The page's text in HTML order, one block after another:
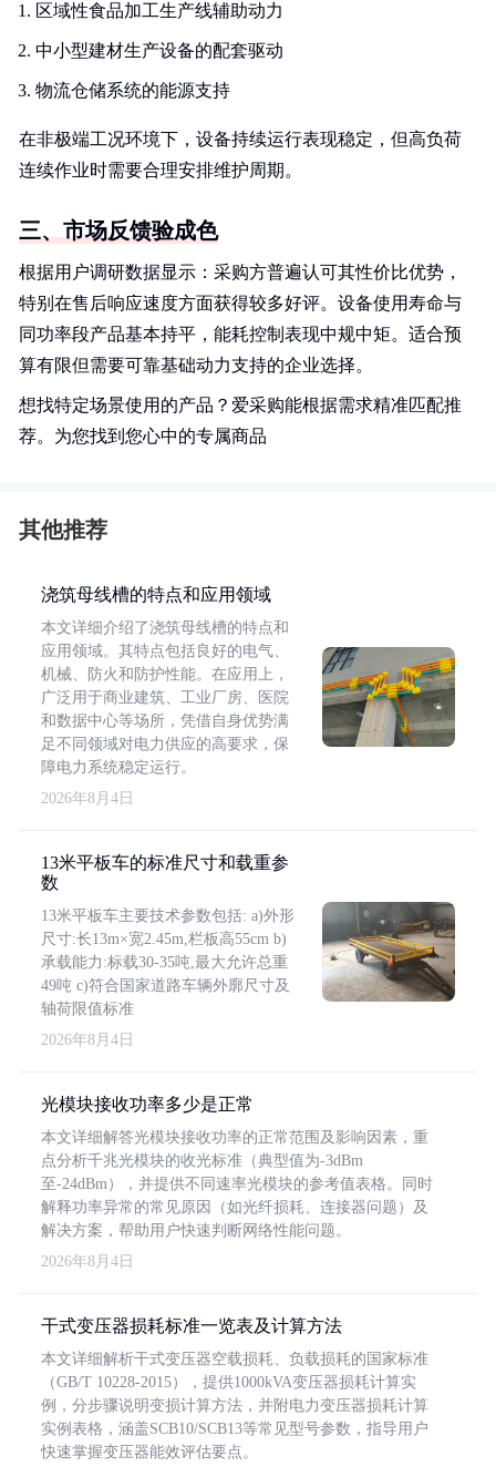
区域性食品加工生产线辅助动力
中小型建材生产设备的配套驱动
物流仓储系统的能源支持
在非极端工况环境下，设备持续运行表现稳定，但高负荷
连续作业时需要合理安排维护周期。
三、市场反馈验成色
根据用户调研数据显示：采购方普遍认可其性价比优势，
特别在售后响应速度方面获得较多好评。设备使用寿命与
同功率段产品基本持平，能耗控制表现中规中矩。适合预
算有限但需要可靠基础动力支持的企业选择。
想找特定场景使用的产品？爱采购能根据需求精准匹配推
荐。为您找到您心中的专属商品
其他推荐
浇筑母线槽的特点和应用领域
本文详细介绍了浇筑母线槽的特点和
应用领域。其特点包括良好的电气、
机械、防火和防护性能。在应用上，
广泛用于商业建筑、工业厂房、医院
和数据中心等场所，凭借自身优势满
足不同领域对电力供应的高要求，保
障电力系统稳定运行。
2026年8月4日
13米平板车的标准尺寸和载重参
数
13米平板车主要技术参数包括: a)外形
尺寸:长13m×宽2.45m,栏板高55cm b)
承载能力:标载30-35吨,最大允许总重
49吨 c)符合国家道路车辆外廓尺寸及
轴荷限值标准
2026年8月4日
光模块接收功率多少是正常
本文详细解答光模块接收功率的正常范围及影响因素，重
点分析千兆光模块的收光标准（典型值为-3dBm
至-24dBm），并提供不同速率光模块的参考值表格。同时
解释功率异常的常见原因（如光纤损耗、连接器问题）及
解决方案，帮助用户快速判断网络性能问题。
2026年8月4日
干式变压器损耗标准一览表及计算方法
本文详细解析干式变压器空载损耗、负载损耗的国家标准
（GB/T 10228-2015），提供1000kVA变压器损耗计算实
例，分步骤说明变损计算方法，并附电力变压器损耗计算
实例表格，涵盖SCB10/SCB13等常见型号参数，指导用户
快速掌握变压器能效评估要点。